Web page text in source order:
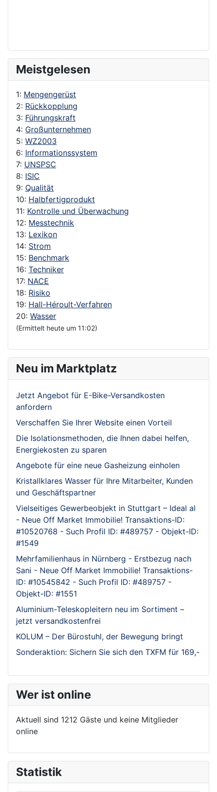
Meistgelesen
1: Mengengerüst
2: Rückkopplung
3: Führungskraft
4: Großunternehmen
5: WZ2003
6: Informationssystem
7: UNSPSC
8: ISIC
9: Qualität
10: Halbfertigprodukt
11: Kontrolle und Überwachung
12: Messtechnik
13: Lexikon
14: Strom
15: Benchmark
16: Techniker
17: NACE
18: Risiko
19: Hall-Héroult-Verfahren
20: Wasser
(Ermittelt heute um 11:02)
Neu im Marktplatz
Jetzt Angebot für E-Bike-Versandkosten
anfordern
Verschaffen Sie Ihrer Website einen Vorteil
Die Isolationsmethoden, die Ihnen dabei helfen,
Energiekosten zu sparen
Angebote für eine neue Gasheizung einholen
Kristallklares Wasser für Ihre Mitarbeiter, Kunden
und Geschäftspartner
Vielseitiges Gewerbeobjekt in Stuttgart – Ideal al
- Neue Off Market Immobilie! Transaktions-ID:
#10520768 - Such Profil ID: #489757 - Objekt-ID:
#1549
Mehrfamilienhaus in Nürnberg - Erstbezug nach
Sani - Neue Off Market Immobilie! Transaktions-
ID: #10545842 - Such Profil ID: #489757 -
Objekt-ID: #1551
Aluminium-Teleskopleitern neu im Sortiment –
jetzt versandkostenfrei
KOLUM – Der Bürostuhl, der Bewegung bringt
Sonderaktion: Sichern Sie sich den TXFM für 169,-
Wer ist online
Aktuell sind 1212 Gäste und keine Mitglieder
online
Statistik